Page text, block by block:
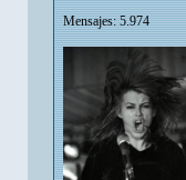
Mensajes: 5.974